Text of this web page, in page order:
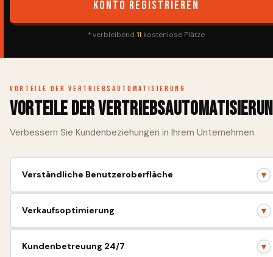
Konto registrieren
* verbleibend 11 kostenlose Plätze
Vorteile der Vertriebsautomatisierung
Vorteile der
Verbessern Sie Kundenbeziehungen in Ihrem Unternehmen
Verständliche Benutzeroberfläche ▼
Verkaufsoptimierung ▼
Kundenbetreuung 24/7 ▼